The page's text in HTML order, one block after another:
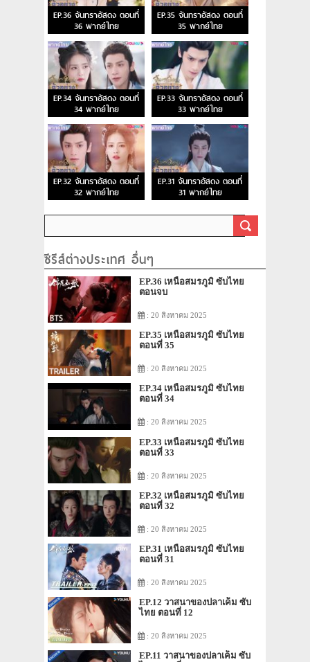
EP.36 จันทราอัสดง ตอนที่
36 พากย์ไทย
EP.35 จันทราอัสดง ตอนที่
35 พากย์ไทย
EP.34 จันทราอัสดง ตอนที่
34 พากย์ไทย
EP.33 จันทราอัสดง ตอนที่
33 พากย์ไทย
EP.32 จันทราอัสดง ตอนที่
32 พากย์ไทย
EP.31 จันทราอัสดง ตอนที่
31 พากย์ไทย
ซีรีส์ต่างประเทศ อื่นๆ
EP.36 เหนือสมรภูมิ ซับไทย
ตอนจบ
: 20 สิงหาคม 2025
EP.35 เหนือสมรภูมิ ซับไทย
ตอนที่ 35
: 20 สิงหาคม 2025
EP.34 เหนือสมรภูมิ ซับไทย
ตอนที่ 34
: 20 สิงหาคม 2025
EP.33 เหนือสมรภูมิ ซับไทย
ตอนที่ 33
: 20 สิงหาคม 2025
EP.32 เหนือสมรภูมิ ซับไทย
ตอนที่ 32
: 20 สิงหาคม 2025
EP.31 เหนือสมรภูมิ ซับไทย
ตอนที่ 31
: 20 สิงหาคม 2025
EP.12 วาสนาของปลาเค็ม ซับ
ไทย ตอนที่ 12
: 20 สิงหาคม 2025
EP.11 วาสนาของปลาเค็ม ซับ